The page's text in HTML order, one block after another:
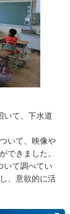
いて、下水道
いて、映像や
できました。
いて調べてい
、意欲的に活